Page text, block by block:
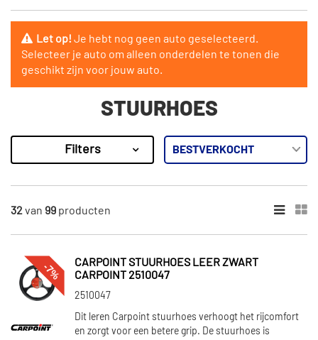
Let op!Je hebt nog geen auto geselecteerd.
Selecteer je auto om alleen onderdelen te tonen die
geschikt zijn voor jouw auto.
STUURHOES
Resultaten
×
Carpoint (19)
Sparco (6)
Simoni Racing (58)
SKF (2)
Filters
32van 99 producten
-7%
CARPOINT STUURHOES LEER ZWART
CARPOINT 2510047
2510047
Dit leren Carpoint stuurhoes verhoogt het rijcomfort
en zorgt voor een betere grip. De stuurhoes is